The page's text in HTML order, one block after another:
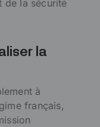
de la sécurité
la
à
français,